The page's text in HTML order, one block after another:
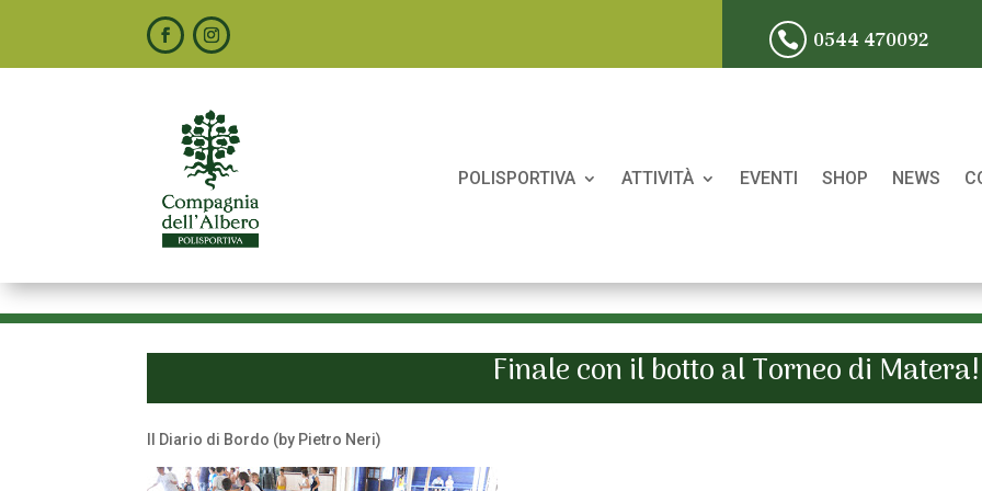
 0544 470092
POLISPORTIVA ATTIVITÀ EVENTI SHOP NEWS
Finale con il botto al Torneo di Matera!
Il Diario di Bordo (by Pietro Neri)